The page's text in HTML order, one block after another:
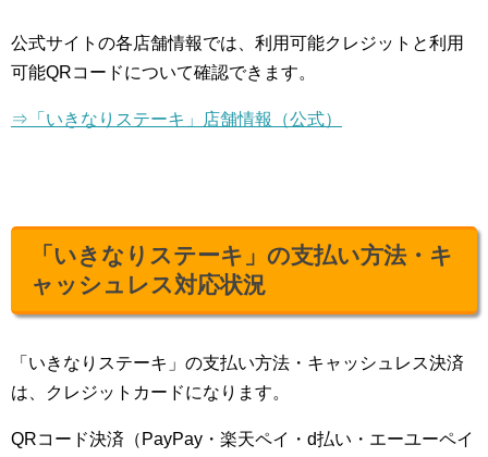
公式サイトの各店舗情報では、利用可能クレジットと利用
可能QRコードについて確認できます。
⇒「いきなりステーキ」店舗情報（公式）
「いきなりステーキ」の支払い方法・キ
ャッシュレス対応状況
「いきなりステーキ」の支払い方法・キャッシュレス決済
は、クレジットカードになります。
QRコード決済（PayPay・楽天ペイ・d払い・エーユーペイ